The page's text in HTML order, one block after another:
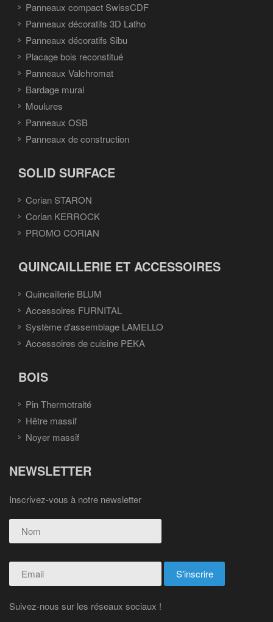
Panneaux compact SwissCDF
Panneaux décoratifs 3D Latho
Panneaux décoratifs Sibu
Placage bois reconstitué
Panneaux Valchromat
Bardage mural
Moulures
Panneaux OSB
Panneaux de construction
SOLID SURFACE
Corian STARON
Corian KERROCK
PROMO CORIAN
QUINCAILLERIE ET ACCESSOIRES
Quincaillerie BLUM
Accessoires FURNITAL
Système d'assemblage LAMELLO
Accessoires de cuisine PEKA
BOIS
Pin Thermotraité
Hêtre massif
Noyer massif
NEWSLETTER
Inscrivez-vous à notre newsletter
Suivez-nous sur les réseaux sociaux !